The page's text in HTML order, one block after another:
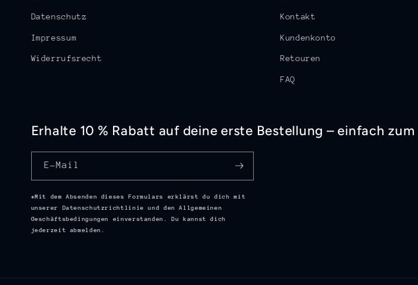
Datenschutz
Impressum
Widerrufsrecht
Kontakt
Kundenkonto
Retouren
FAQ
Erhalte 10 % Rabatt auf deine erste Bestellung – einfach
E-Mail
*Mit dem Absenden dieses Formulars erklärst du dich mit
unserer Datenschutzrichtlinie und den Allgemeinen
Geschäftsbedingungen einverstanden. Du kannst dich
jederzeit abmelden.